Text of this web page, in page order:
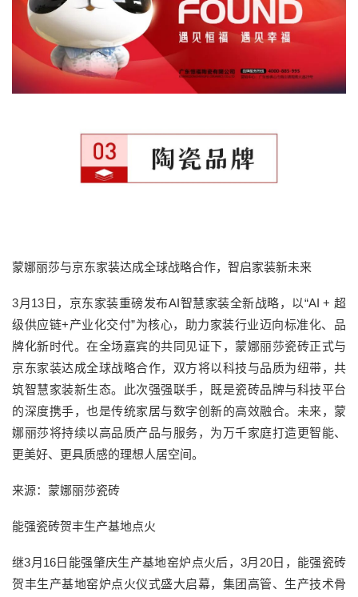
蒙娜丽莎与京东家装达成全球战略合作，智启家装新未来
3月13日，京东家装重磅发布AI智慧家装全新战略，以“AI + 超
级供应链+产业化交付”为核心，助力家装行业迈向标准化、品
牌化新时代。在全场嘉宾的共同见证下，蒙娜丽莎瓷砖正式与
京东家装达成全球战略合作，双方将以科技与品质为纽带，共
筑智慧家装新生态。此次强强联手，既是瓷砖品牌与科技平台
的深度携手，也是传统家居与数字创新的高效融合。未来，蒙
娜丽莎将持续以高品质产品与服务，为万千家庭打造更智能、
更美好、更具质感的理想人居空间。
来源：蒙娜丽莎瓷砖
能强瓷砖贺丰生产基地点火
继3月16日能强肇庆生产基地窑炉点火后，3月20日，能强瓷砖
贺丰生产基地窑炉点火仪式盛大启幕，集团高管、生产技术骨